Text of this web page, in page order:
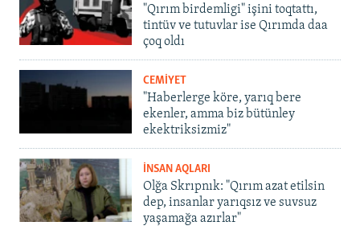
"Qırım birdemligi" işini toqtattı,
tintüv ve tutuvlar ise Qırımda daa
çoq oldı
CEMİYET
"Haberlerge köre, yarıq bere
ekenler, amma biz bütünley
ekektriksizmiz"
İNSAN AQLARI
Olğa Skrıpnık: "Qırım azat etilsin
dep, insanlar yarıqsız ve suvsuz
yaşamağa azırlar"